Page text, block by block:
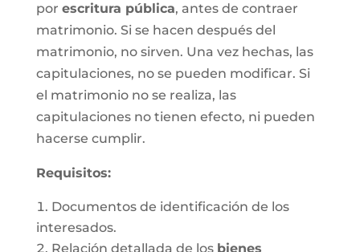
por escritura pública, antes de contraer
matrimonio. Si se hacen después del
matrimonio, no sirven. Una vez hechas, las
capitulaciones, no se pueden modificar. Si
el matrimonio no se realiza, las
capitulaciones no tienen efecto, ni pueden
hacerse cumplir.
Requisitos:
Documentos de identificación de los
interesados.
Relación detallada de los bienes